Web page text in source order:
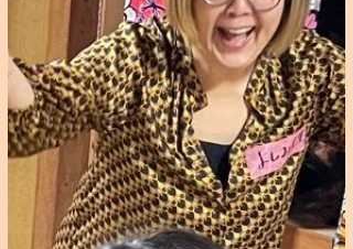
ト 寺子屋🏠万華鏡作り🌸が無事終了しま
した😊 朝の会とお勉強の様子😊 お昼ごは
ん🍚 外遊び！最近はバドミントンがブー
ムです😊 お部屋ではパズル 午後は万華鏡
つくり！...